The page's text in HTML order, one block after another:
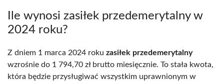
Ile wynosi zasiłek przedemerytalny w
2024 roku?
Z dniem 1 marca 2024 roku zasiłek przedemerytalny
wzrośnie do 1 794,70 zł brutto miesięcznie. To stała kwota,
która będzie przysługiwać wszystkim uprawnionym w